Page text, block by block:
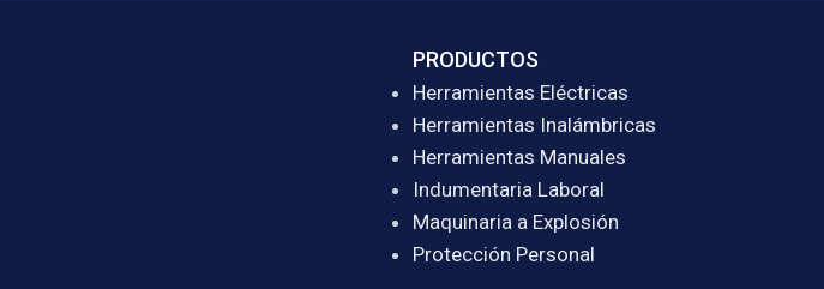
PRODUCTOS
Herramientas Eléctricas
Herramientas Inalámbricas
Herramientas Manuales
Indumentaria Laboral
Maquinaria a Explosión
Protección Personal